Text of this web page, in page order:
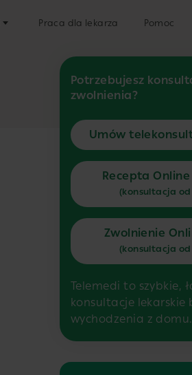
Praca dla lekarza Pomoc
Potrzebujesz
zwolnienia?
Umów
Recepta Online
(konsultacja od
Zwolnienie
(konsultacja od
Telemedi to szybkie,
konsultacje lekarskie
wychodzenia z domu.